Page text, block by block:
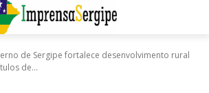
de Sergipe fortalece desenvolvimento rural
de...